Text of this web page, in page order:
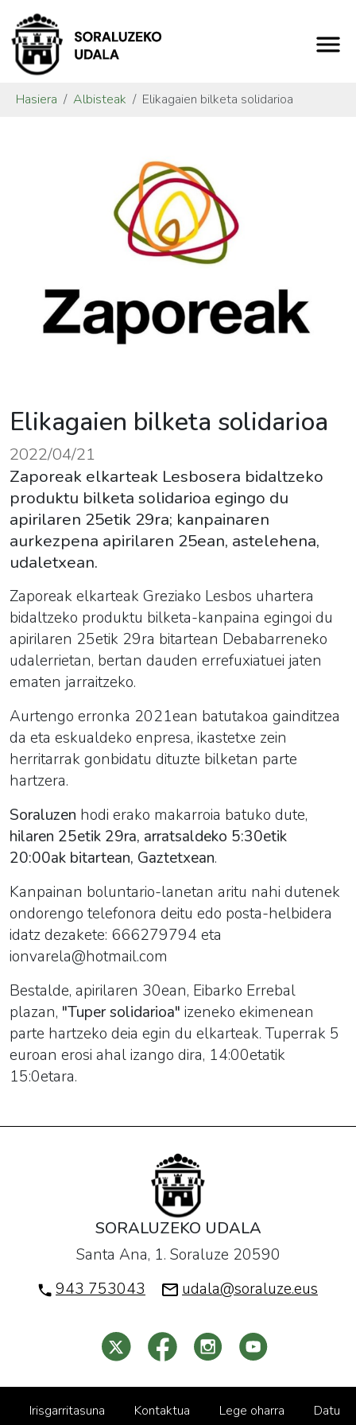
Hasiera Albisteak Elikagaien bilketa solidarioa
Elikagaien bilketa solidarioa
2022/04/21
Zaporeak elkarteak Lesbosera bidaltzeko
produktu bilketa solidarioa egingo du
apirilaren 25etik 29ra; kanpainaren
aurkezpena apirilaren 25ean, astelehena,
udaletxean.
Zaporeak elkarteak Greziako Lesbos uhartera
bidaltzeko produktu bilketa-kanpaina egingoi du
apirilaren 25etik 29ra bitartean Debabarreneko
udalerrietan, bertan dauden errefuxiatuei jaten
ematen jarraitzeko.
Aurtengo erronka 2021ean batutakoa gainditzea
da eta eskualdeko enpresa, ikastetxe zein
herritarrak gonbidatu dituzte bilketan parte
hartzera.
Soraluzen hodi erako makarroia batuko dute,
hilaren 25etik 29ra, arratsaldeko 5:30etik
20:00ak bitartean, Gaztetxean.
Kanpainan boluntario-lanetan aritu nahi dutenek
ondorengo telefonora deitu edo posta-helbidera
idatz dezakete: 666279794 eta
ionvarela@hotmail.com
Bestalde, apirilaren 30ean, Eibarko Errebal
plazan, "Tuper solidarioa" izeneko ekimenean
parte hartzeko deia egin du elkarteak. Tuperrak 5
euroan erosi ahal izango dira, 14:00etatik
15:0etara.
SORALUZEKO UDALA
Santa Ana, 1. Soraluze 20590
943 753043
udala@soraluze.eus
Irisgarritasuna Kontaktua Lege oharra
Datu